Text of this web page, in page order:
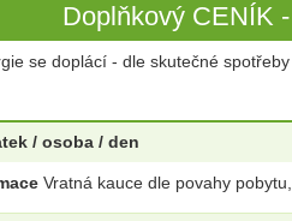
Doplňkový CENÍK
se doplácí - dle skutečné spotřeby
/ osoba / den
Vratná kauce dle povahy